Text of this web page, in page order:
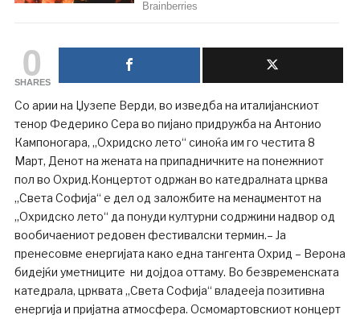
0
SHARES
Со арии на Џузепе Верди, во изведба на италијанскиот
тенор Федерико Сера во пијано придружба на Антонио
Кампоногара, „Охридско лето“ синоќа им го честита 8
Март, Денот на жената на припадничките на понежниот
пол во Охрид.Концертот одржан во катедралната црква
„Света Софија“ е дел од заложбите на менаџментот на
„Охридско лето“ да понуди културни содржини надвор од
вообичаениот редовен фестивалски термин.– Ја
пренесовме енергијата како една тангента Охрид – Верона
бидејќи уметниците ни дојдоа оттаму. Во безвременската
катедрала, црквата „Света Софија“ владееја позитивна
енергија и пријатна атмосфера. Осмомартовскиот концерт